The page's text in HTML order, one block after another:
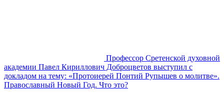
Профессор Сретенской духовной
академии Павел Кириллович Доброцветов выступил с
докладом на тему: «Протоиерей Понтий Рупышев о молитве».
Православный Новый Год. Что это?